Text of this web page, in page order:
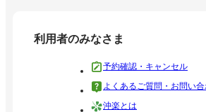
利用者のみなさま
予約確認・キャンセル
よくあるご質問・お問い
沖楽とは